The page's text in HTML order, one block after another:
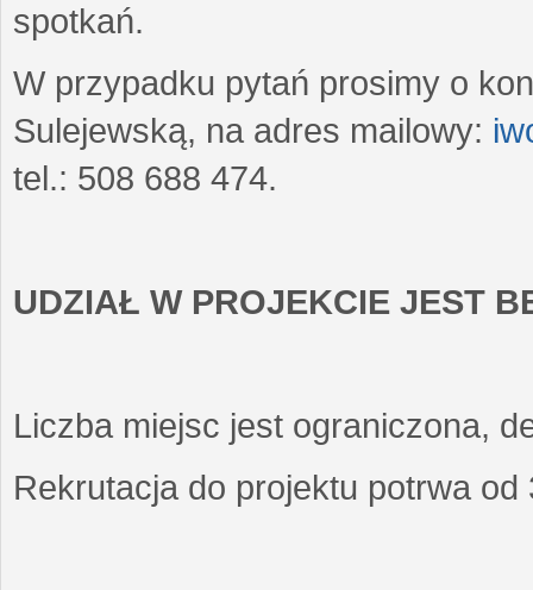
spotkań.
W przypadku pytań prosimy o
Sulejewską, na adres mailowy:
tel.: 508 688 474.
UDZIAŁ W PROJEKCIE JEST
Liczba miejsc jest ograniczona,
Rekrutacja do projektu potrwa